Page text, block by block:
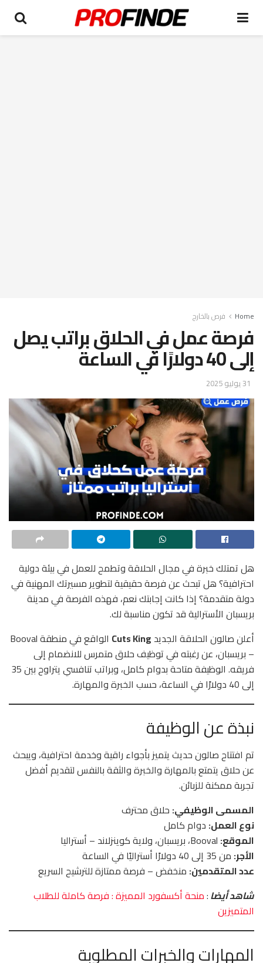
Home فرص بالخارج
فرصة عمل في الحلاق براتب يصل
إلى 40 دولارًا في الساعة
31 يوليو 2025
هل تمتلك خبرة في مجال الحلاقة وتطمح للعمل في بيئة دولية
احترافية؟ هل تبحث عن فرصة حقيقية لتطوير مسيرتك المهنية في
دولة متقدمة؟ إذا كانت إجابتك نعم، فهذه الفرصة في مدينة
بريسبان الأسترالية قد تكون مناسبة لك.
أعلن صالون الحلاقة الجديد Cuts King
الواقع في منطقة Booval
– بريسبان، عن رغبته في توظيف حلاق متمرس للانضمام إلى
فريقه. الوظيفة متاحة بدوام كامل، وبراتب تنافسي يتراوح بين 35
إلى 40 دولارًا في الساعة، حسب الخبرة والمهارة.
نبذة عن الوظيفة
تم افتتاح صالون حديث يتميز بأجواء راقية وخدمة احترافية، ويبحث
عن حلاق يتمتع بالمهارة والخبرة والثقة بالنفس لتقديم أفضل
تجربة ممكنة للزبائن.
المسمى الوظيفي: حلاق محترف
نوع العمل: دوام كامل
الموقع:
الأجر: من 35 إلى 40 دولارًا أستراليًا في الساعة
عدد المتقدمين: منخفض – فرصة ممتازة للترشيح السريع
شاهد أيضا:منحة أكسفورد المميزة : فرصة كاملة للطلاب
المتميزين
المهارات والخبرات المطلوبة